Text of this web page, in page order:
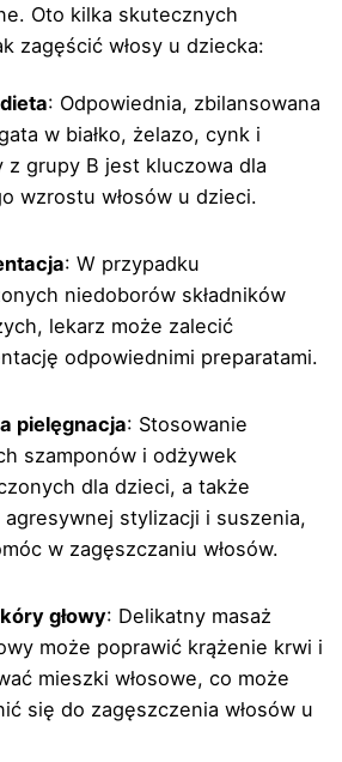
Oto kilka skutecznych
zagęścić włosy u dziecka:
: Odpowiednia, zbilansowana
w białko, żelazo, cynk i
z grupy B jest kluczowa dla
wzrostu włosów u dzieci.
: W przypadku
niedoborów składników
lekarz może zalecić
odpowiednimi preparatami.
pielęgnacja: Stosowanie
szamponów i odżywek
dla dzieci, a także
agresywnej stylizacji i suszenia,
w zagęszczaniu włosów.
głowy: Delikatny masaż
może poprawić krążenie krwi i
mieszki włosowe, co może
się do zagęszczenia włosów u